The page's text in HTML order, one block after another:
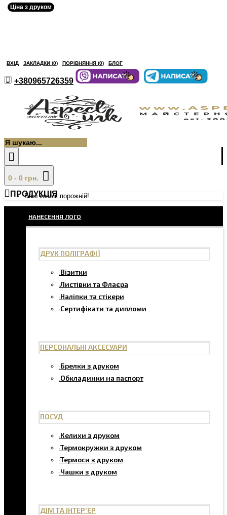
ВХІД ЗАКЛАДКИ (0) ПОРІВНЯННЯ (0) БЛОГ
+380965726359
0 - 0 грн.
Ваш кошик порожній!
ПРОДУКЦІЯ
НАНЕСЕННЯ ЛОГО
ДРУК ПОЛІГРАФІЇ
Візитки
Листівки та Флаєра
Наліпки та стікери
Сертифікати та дипломи
ПЕРСОНАЛЬНІ АКСЕСУАРИ
Брелки з друком
Обкладинки на паспорт
ПОСУД
Келихи з друком
Термокружки з друком
Термоси з друком
Чашки з друком
ДІМ ТА ІНТЕР'ЄР
Ціна з друком